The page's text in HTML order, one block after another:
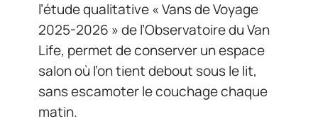
l’étude qualitative « Vans de Voyage
2025-2026 » de l’Observatoire du Van
Life, permet de conserver un espace
salon où l’on tient debout sous le lit,
sans escamoter le couchage chaque
matin.